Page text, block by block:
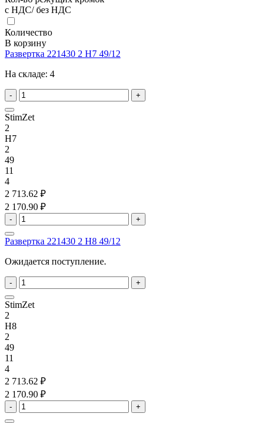
с НДС/ без НДС
Количество
В корзину
Развертка 221430 2 H7 49/12
На складе: 4
- +
StimZet
2
H7
2
49
11
4
2 713.62 ₽
2 170.90 ₽
- +
Развертка 221430 2 H8 49/12
Ожидается поступление.
- +
StimZet
2
H8
2
49
11
4
2 713.62 ₽
2 170.90 ₽
- +